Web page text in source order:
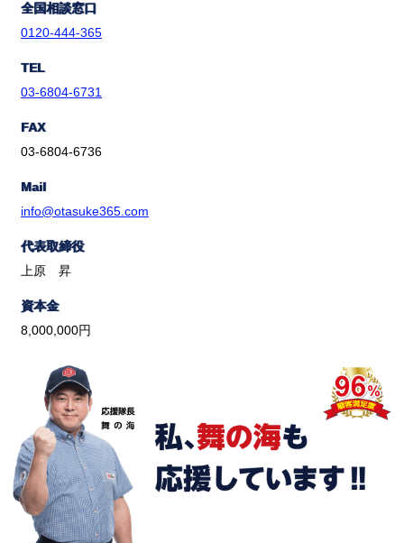
全国相談窓口
0120-444-365
TEL
03-6804-6731
FAX
03-6804-6736
Mail
info@otasuke365.com
代表取締役
上原 昇
資本金
8,000,000円